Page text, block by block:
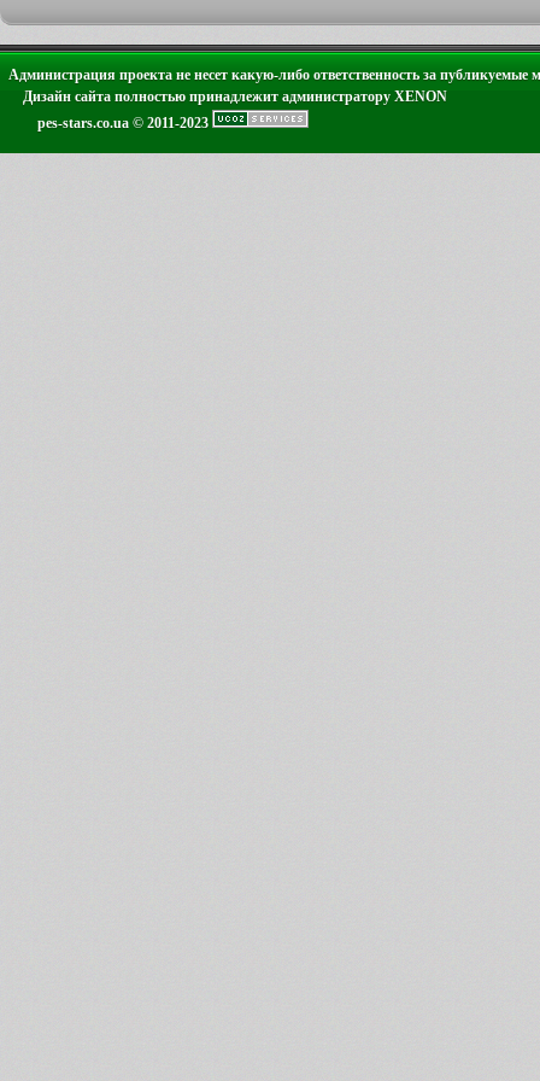
Администрация проекта не несет какую-либо ответственность за публикуемые
Дизайн сайта полностью принадлежит администратору XENON
pes-stars.co.ua © 2011-2023